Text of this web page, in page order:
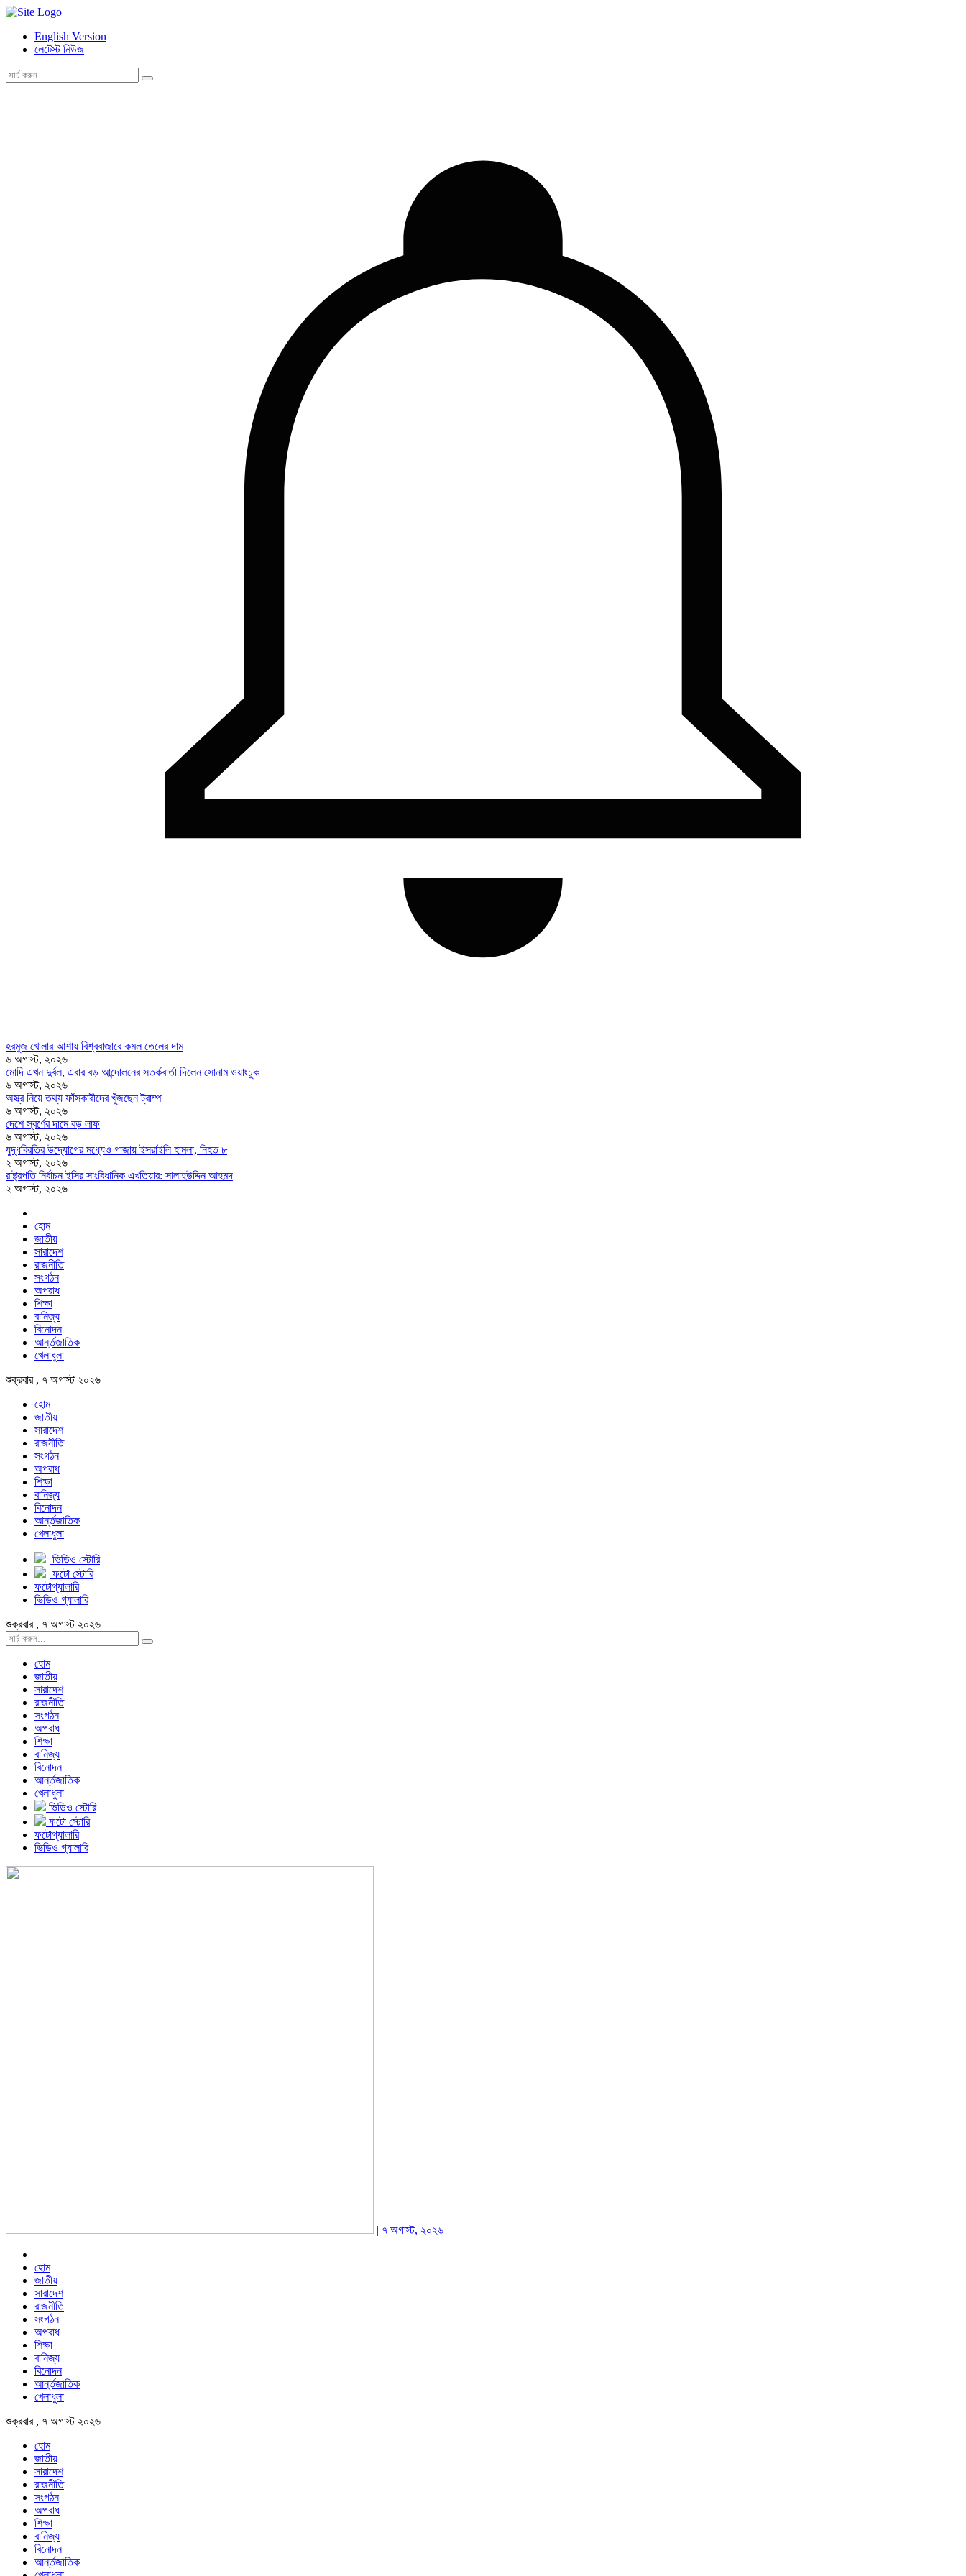
English Version
লেটেস্ট নিউজ
হরমুজ খোলার আশায় বিশ্ববাজারে কমল তেলের দাম
৬ অগাস্ট, ২০২৬
মোদি এখন দুর্বল, এবার বড় আন্দোলনের সতর্কবার্তা দিলেন সোনাম ওয়াংচুক
৬ অগাস্ট, ২০২৬
অস্ত্র নিয়ে তথ্য ফাঁসকারীদের খুঁজছেন ট্রাম্প
৬ অগাস্ট, ২০২৬
দেশে স্বর্ণের দামে বড় লাফ
৬ অগাস্ট, ২০২৬
যুদ্ধবিরতির উদ্যোগের মধ্যেও গাজায় ইসরাইলি হামলা, নিহত ৮
২ অগাস্ট, ২০২৬
রাষ্ট্রপতি নির্বাচন ইসির সাংবিধানিক এখতিয়ার: সালাহউদ্দিন আহমদ
২ অগাস্ট, ২০২৬
হোম
জাতীয়
সারাদেশ
রাজনীতি
সংগঠন
অপরাধ
শিক্ষা
বানিজ্য
বিনোদন
আর্ন্তজাতিক
খেলাধুলা
শুক্রবার , ৭ অগাস্ট ২০২৬
হোম
জাতীয়
সারাদেশ
রাজনীতি
সংগঠন
অপরাধ
শিক্ষা
বানিজ্য
বিনোদন
আর্ন্তজাতিক
খেলাধুলা
ভিডিও স্টোরি
ফটো স্টোরি
ফটোগ্যালারি
ভিডিও গ্যালারি
শুক্রবার , ৭ অগাস্ট ২০২৬
হোম
জাতীয়
সারাদেশ
রাজনীতি
সংগঠন
অপরাধ
শিক্ষা
বানিজ্য
বিনোদন
আর্ন্তজাতিক
খেলাধুলা
ভিডিও স্টোরি
ফটো স্টোরি
ফটোগ্যালারি
ভিডিও গ্যালারি
| ৭ অগাস্ট, ২০২৬
হোম
জাতীয়
সারাদেশ
রাজনীতি
সংগঠন
অপরাধ
শিক্ষা
বানিজ্য
বিনোদন
আর্ন্তজাতিক
খেলাধুলা
শুক্রবার , ৭ অগাস্ট ২০২৬
হোম
জাতীয়
সারাদেশ
রাজনীতি
সংগঠন
অপরাধ
শিক্ষা
বানিজ্য
বিনোদন
আর্ন্তজাতিক